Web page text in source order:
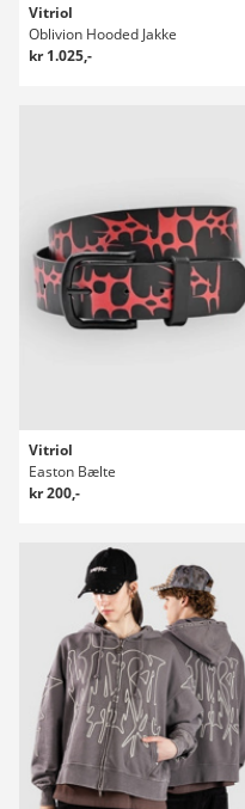
Vitriol
Oblivion Hooded Jakke
kr 1.025,-
Vitriol
Easton Bælte
kr 200,-